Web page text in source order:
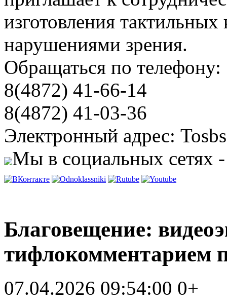
изготовления
нарушениями зрения.
Обращаться по телефону:
8(4872) 41-66-14
8(4872) 41-03-36
Электронный адрес:
Мы в социальных сетях
Благовещение:
тифлокомментарием
07.04.2026 09:54:00 0+